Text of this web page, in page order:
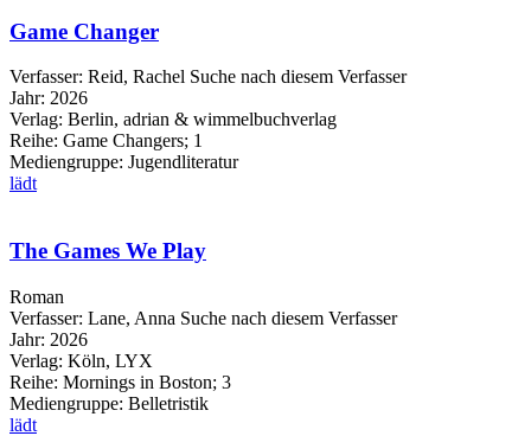
Game Changer
Verfasser: Reid, Rachel Suche nach diesem Verfasser
Jahr: 2026
Verlag: Berlin, adrian & wimmelbuchverlag
Reihe: Game Changers; 1
Mediengruppe: Jugendliteratur
lädt
The Games We Play
Roman
Verfasser: Lane, Anna Suche nach diesem Verfasser
Jahr: 2026
Verlag: Köln, LYX
Reihe: Mornings in Boston; 3
Mediengruppe: Belletristik
lädt